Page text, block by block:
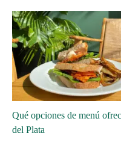
Qué opciones de menú
del Plata